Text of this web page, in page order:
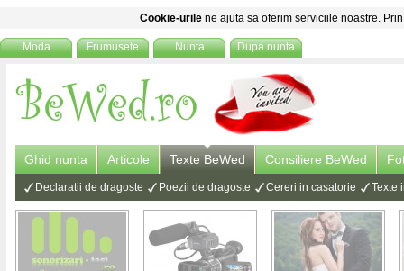
Cookie-urile ne ajuta sa oferim serviciile noastre.
Moda Frumusete Nunta Dupa nunta
Ghid nunta Articole Texte BeWed Consiliere BeWed
Declaratii de dragoste Poezii de dragoste Cereri in casatorie Texte